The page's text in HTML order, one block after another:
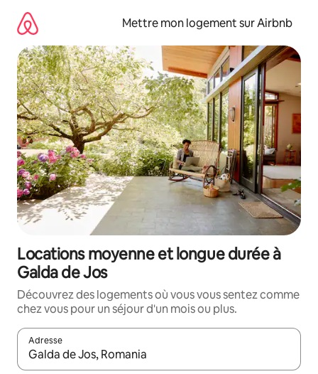
directement
contenu
Mettre mon logement sur Airbnb
Locations moyenne et longue durée à
Galda de Jos
Découvrez des logements où vous vous sentez comme
chez vous pour un séjour d'un mois ou plus.
Adresse
Lorsque les résultats s'affichent, utilisez les flèches vers le